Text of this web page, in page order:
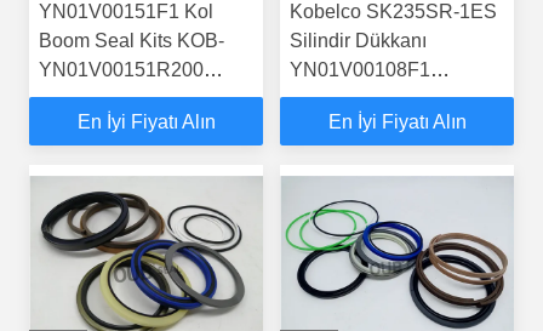
YN01V00151F1 Kol
Boom Seal Kits KOB-
YN01V00151R200
SK200-8 Silindir Seal
Kits için KOB-
En İyi Fiyatı Alın
Kobelco SK235SR-1ES
Silindir Dükkanı
YN01V00108F1
YN01V00108F2
YN01V00108F3 Boom
En İyi Fiyatı Alın